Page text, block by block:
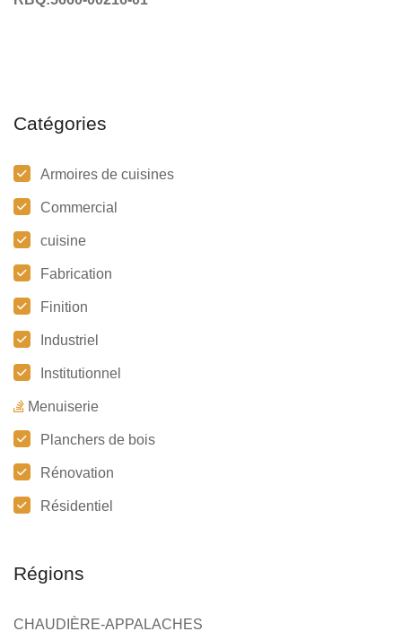
Catégories
Armoires de cuisines
Commercial
cuisine
Fabrication
Finition
Industriel
Institutionnel
Menuiserie
Planchers de bois
Rénovation
Résidentiel
Régions
CHAUDIÈRE-APPALACHES